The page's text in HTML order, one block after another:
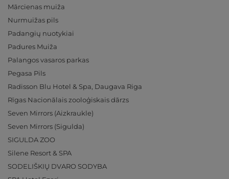
Mārcienas muiža
Nurmuižas pils
Padangių nuotykiai
Padures Muiža
Palangos vasaros parkas
Pegasa Pils
Radisson Blu Hotel & Spa, Daugava Riga
Rīgas Nacionālais zooloģiskais dārzs
Seven Mirrors (Aizkraukle)
Seven Mirrors (Sigulda)
SIGULDA ZOO
Silene Resort & SPA
SODELIŠKIŲ DVARO SODYBA